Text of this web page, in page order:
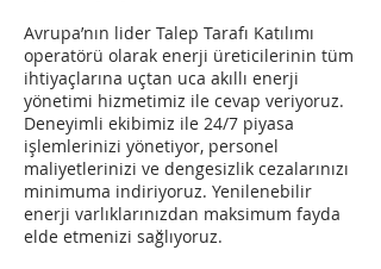
Avrupa’nın lider Talep Tarafı Katılımı
operatörü olarak enerji üreticilerinin tüm
ihtiyaçlarına uçtan uca akıllı enerji
yönetimi hizmetimiz ile cevap veriyoruz.
Deneyimli ekibimiz ile 24/7 piyasa
işlemlerinizi yönetiyor, personel
maliyetlerinizi ve dengesizlik cezalarınızı
minimuma indiriyoruz. Yenilenebilir
enerji varlıklarınızdan maksimum fayda
elde etmenizi sağlıyoruz.